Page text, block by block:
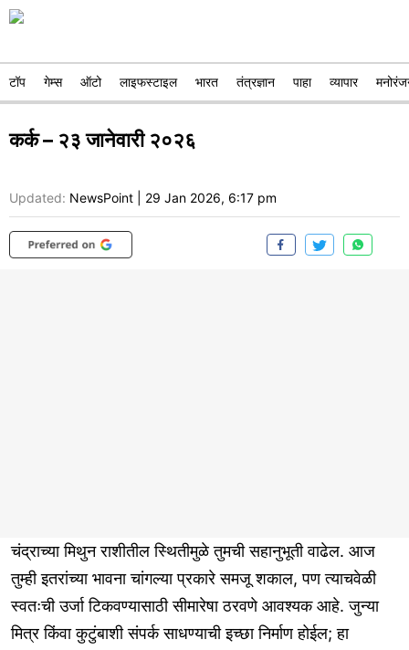
टॉप गेम्स ऑटो लाइफस्टाइल भारत तंत्रज्ञान पाहा व्यापार
कर्क – २३ जानेवारी २०२६
Updated: NewsPoint 29 Jan 2026, 6:17 pm
चंद्राच्या मिथुन राशीतील स्थितीमुळे तुमची सहानुभूती वाढेल. आज
तुम्ही इतरांच्या भावना चांगल्या प्रकारे समजू शकाल, पण त्याचवेळी
स्वतःची उर्जा टिकवण्यासाठी सीमारेषा ठरवणे आवश्यक आहे. जुन्या
मित्र किंवा कुटुंबाशी संपर्क साधण्याची इच्छा निर्माण होईल; हा